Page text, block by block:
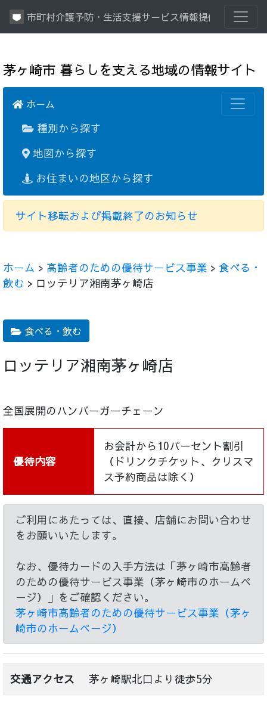
市町村介護予防・生活支援サービス情報提供システム
茅ヶ崎市 暮らしを支える地域の情報サイト
ホーム
種別から探す
地図から探す
お住まいの地区から探す
サイト移転および掲載終了のお知らせ
ホーム > 高齢者のための優待サービス事業 > 食べる・
飲む > ロッテリア湘南茅ヶ崎店
食べる・飲む
ロッテリア湘南茅ヶ崎店
全国展開のハンバーガーチェーン
優待内容
お会計から10パーセント割引
（ドリンクチケット、クリスマ
ス予約商品は除く）
ご利用にあたっては、直接、店舗にお問い合わせ
をお願いいたします。
なお、優待カードの入手方法は「茅ヶ崎市高齢者
のための優待サービス事業（茅ヶ崎市のホームペ
ージ）」をご確認ください。
茅ヶ崎市高齢者のための優待サービス事業（茅ヶ
崎市のホームページ）
交通アクセス 茅ヶ崎駅北口より徒歩5分